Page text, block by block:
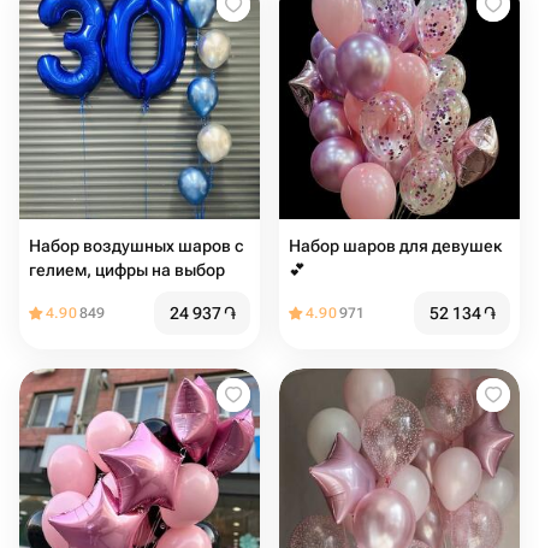
Набор воздушных шаров с
гелием, цифры на выбор
4.90849 24 937֏
Набор шаров для девушек
💕
4.90971 52 134֏